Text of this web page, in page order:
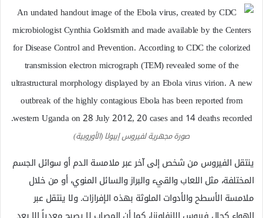
صورة مجهرية لفيروس إيبولا (الأوروبية)
ينتقل الفيروس من شخص إلى آخر عبر ملامسة الدم أو سوائل الجسم
المختلفة، مثل اللعاب والقيء والبراز والسائل المنوي، أو من خلال
ملامسة الأسطح والأدوات الملوثة بهذه الإفرازات. ولا ينتقل عبر